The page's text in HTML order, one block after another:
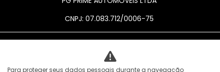
CNPJ: 07.083.712/0006-75
Desacelere. Seu bem maior é a vida.
Para proteger seus dados pessoais durante a navegação